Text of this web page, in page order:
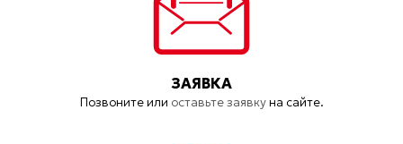
ЗАЯВКА
Позвоните или оставьте заявкуна сайте.